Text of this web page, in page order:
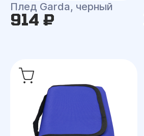
Плед Garda, черный
914 ₽